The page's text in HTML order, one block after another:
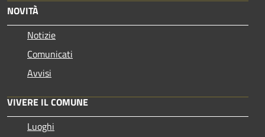
NOVITÀ
Notizie
Comunicati
Avvisi
VIVERE IL COMUNE
Luoghi